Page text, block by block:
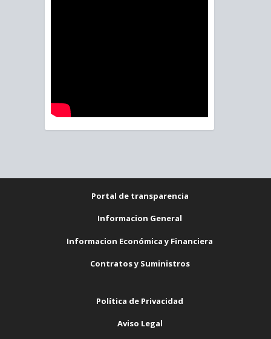
Portal de transparencia
Informacion General
Informacion Económica y Financiera
Contratos y Suministros
Política de Privacidad
Aviso Legal